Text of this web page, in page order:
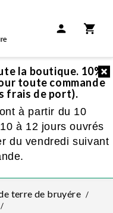
la boutique. 10%
toute commande
frais de port).
à partir du 10
à 12 jours ouvrés
du vendredi suivant
terre de bruyére